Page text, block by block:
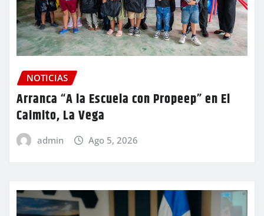
NOTICIAS
Arranca “A la Escuela con Propeep” en El
Caimito, La Vega
admin Ago 5, 2026